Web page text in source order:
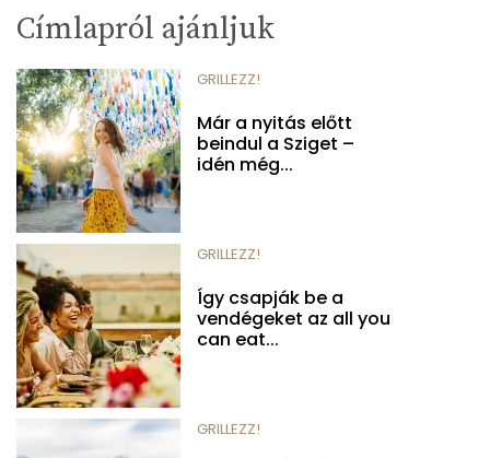
Címlapról ajánljuk
GRILLEZZ!
Már a nyitás előtt
beindul a Sziget –
idén még...
GRILLEZZ!
Így csapják be a
vendégeket az all you
can eat...
GRILLEZZ!